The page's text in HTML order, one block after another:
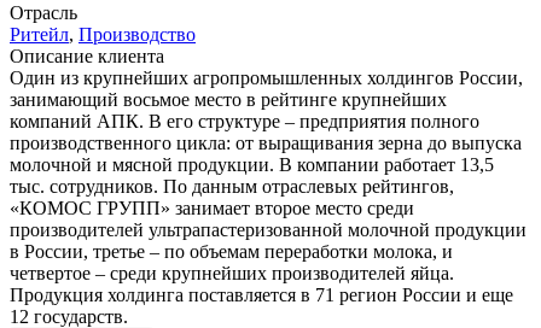
Отрасль
Ритейл, Производство
Описание клиента
Один из крупнейших агропромышленных холдингов России,
занимающий восьмое место в рейтинге крупнейших
компаний АПК. В его структуре – предприятия полного
производственного цикла: от выращивания зерна до выпуска
молочной и мясной продукции. В компании работает 13,5
тыс. сотрудников. По данным отраслевых рейтингов,
«КОМОС ГРУПП» занимает второе место среди
производителей ультрапастеризованной молочной продукции
в России, третье – по объемам переработки молока, и
четвертое – среди крупнейших производителей яйца.
Продукция холдинга поставляется в 71 регион России и еще
12 государств.